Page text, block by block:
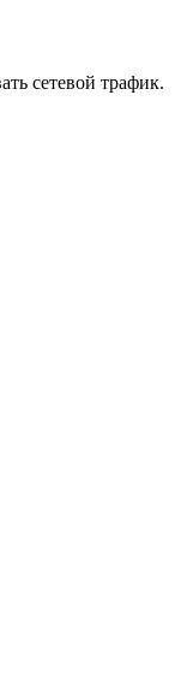
сетевой трафик.